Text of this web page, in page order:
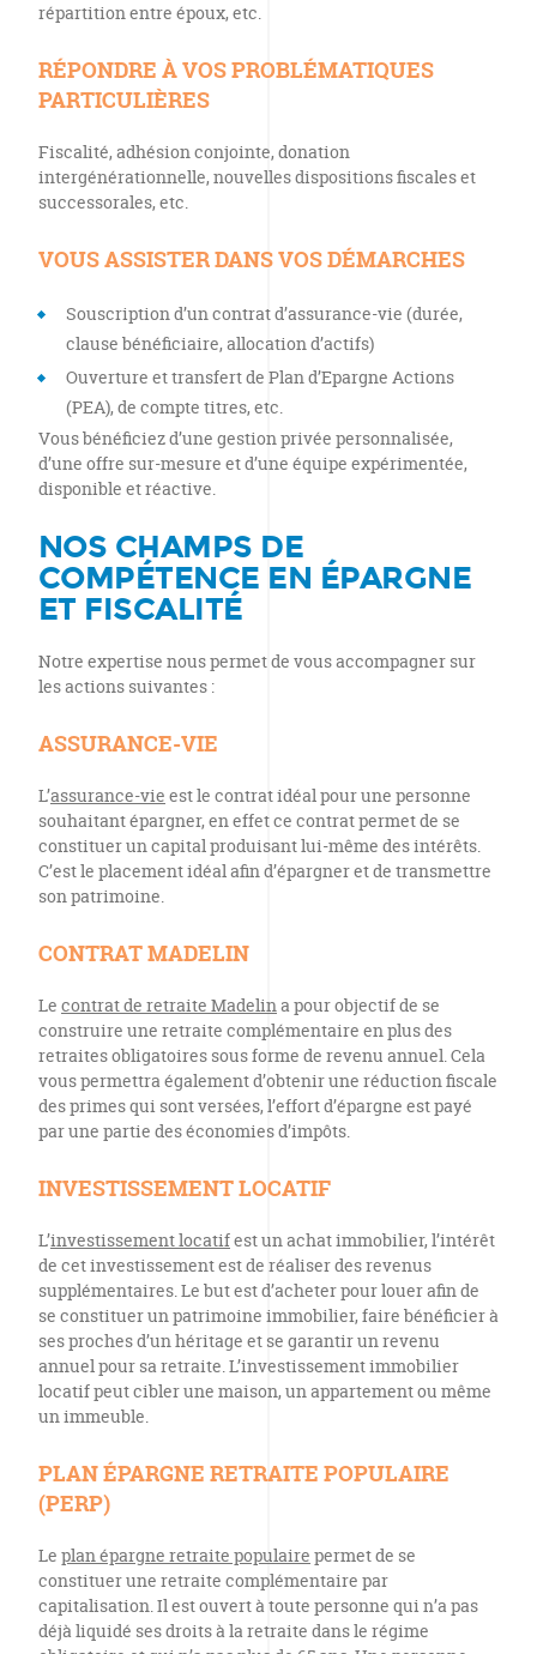
répartition entre époux, etc.
RÉPONDRE À VOS PROBLÉMATIQUES
PARTICULIÈRES
Fiscalité, adhésion conjointe, donation
intergénérationnelle, nouvelles dispositions fiscales et
successorales, etc.
VOUS ASSISTER DANS VOS DÉMARCHES
Souscription d’un contrat d’assurance-vie (durée,
clause bénéficiaire, allocation d’actifs)
Ouverture et transfert de Plan d’Epargne Actions
(PEA), de compte titres, etc.
Vous bénéficiez d’une gestion privée personnalisée,
d’une offre sur-mesure et d’une équipe expérimentée,
disponible et réactive.
NOS CHAMPS DE
COMPÉTENCE EN ÉPARGNE
ET FISCALITÉ
Notre expertise nous permet de vous accompagner sur
les actions suivantes :
ASSURANCE-VIE
L’assurance-vie est le contrat idéal pour une personne
souhaitant épargner, en effet ce contrat permet de se
constituer un capital produisant lui-même des intérêts.
C’est le placement idéal afin d’épargner et de transmettre
son patrimoine.
CONTRAT MADELIN
Le contrat de retraite Madelina pour objectif de se
construire une retraite complémentaire en plus des
retraites obligatoires sous forme de revenu annuel. Cela
vous permettra également d’obtenir une réduction fiscale
des primes qui sont versées, l’effort d’épargne est payé
par une partie des économies d’impôts.
INVESTISSEMENT LOCATIF
L’investissement locatifest un achat immobilier, l’intérêt
de cet investissement est de réaliser des revenus
supplémentaires. Le but est d’acheter pour louer afin de
se constituer un patrimoine immobilier, faire bénéficier à
ses proches d’un héritage et se garantir un revenu
annuel pour sa retraite. L’investissement immobilier
locatif peut cibler une maison, un appartement ou même
un immeuble.
PLAN ÉPARGNE RETRAITE POPULAIRE
(PERP)
Le plan épargne retraite populaire permet de se
constituer une retraite complémentaire par
capitalisation. Il est ouvert à toute personne qui n’a pas
déjà liquidé ses droits à la retraite dans le régime